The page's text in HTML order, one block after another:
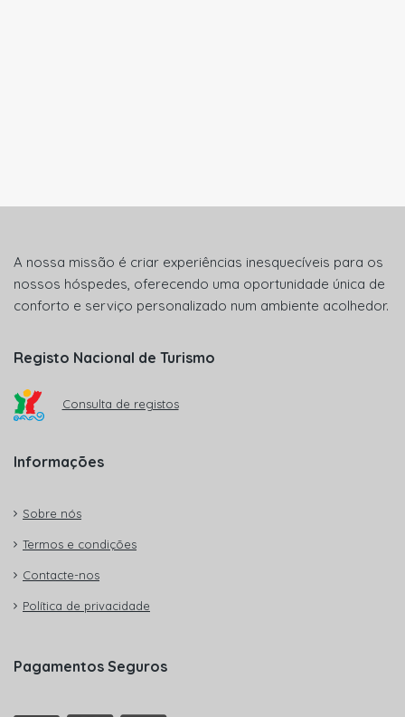
A nossa missão é criar experiências inesquecíveis para os
nossos hóspedes, oferecendo uma oportunidade única de
conforto e serviço personalizado num ambiente acolhedor.
Registo Nacional de Turismo
Consulta de registos
Informações
Sobre nós
Termos e condições
Contacte-nos
Política de privacidade
Pagamentos Seguros